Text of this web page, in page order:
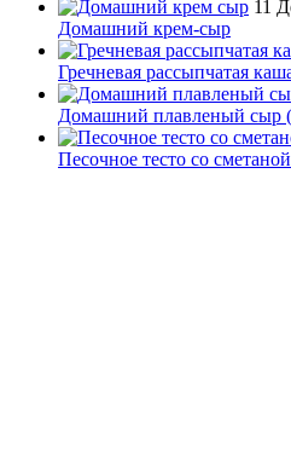
11
Домашний крем-сыр
Гречневая рассыпчатая
Домашний плавленый сыр
Песочное тесто со